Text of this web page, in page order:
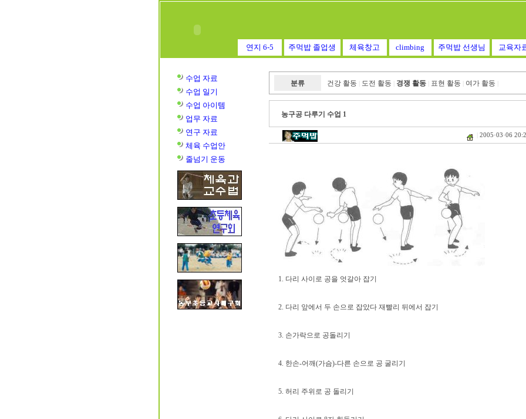
연지 6-5 주먹밥 졸업생 체육창고 climbing 주먹밥 선생님 교육자
수업 자료
수업 일기
수업 아이템
업무 자료
연구 자료
체육 수업안
줄넘기 운동
분류 건강 활동 도전 활동 경쟁 활동 표현 활동 여가 활동
농구공 다루기 수업 1
2005·03·06
1. 다리 사이로 공을 엇갈아 잡기
2. 다리 앞에서 두 손으로 잡았다 재빨리 뒤에서 잡기
3. 손가락으로 공돌리기
4. 한손-어깨(가슴)-다른 손으로 공 굴리기
5. 허리 주위로 공 돌리기